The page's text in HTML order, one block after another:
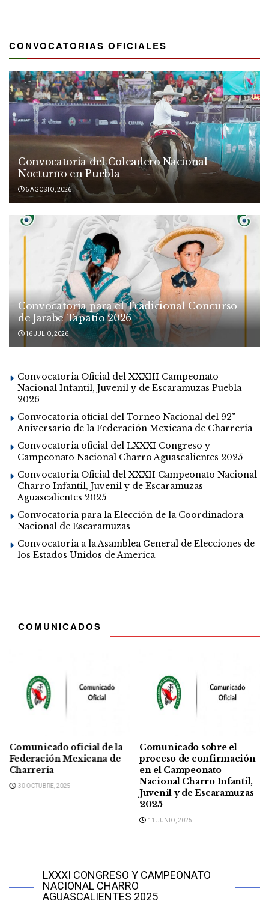
CONVOCATORIAS OFICIALES
Convocatoria del Coleadero Nacional
Nocturno en Puebla
6 AGOSTO, 2026
Convocatoria para el Tradicional Concurso
de Jarabe Tapatío 2026
16 JULIO, 2026
Convocatoria Oficial del XXXIII Campeonato
Nacional Infantil, Juvenil y de Escaramuzas Puebla
2026
Convocatoria oficial del Torneo Nacional del 92°
Aniversario de la Federación Mexicana de Charrería
Convocatoria oficial del LXXXI Congreso y
Campeonato Nacional Charro Aguascalientes 2025
Convocatoria Oficial del XXXII Campeonato Nacional
Charro Infantil, Juvenil y de Escaramuzas
Aguascalientes 2025
Convocatoria para la Elección de la Coordinadora
Nacional de Escaramuzas
Convocatoria a la Asamblea General de Elecciones de
los Estados Unidos de America
COMUNICADOS
Comunicado oficial de la
Federación Mexicana de
Charrería
30 OCTUBRE, 2025
Comunicado sobre el
proceso de confirmación
en el Campeonato
Nacional Charro Infantil,
Juvenil y de Escaramuzas
2025
11 JUNIO, 2025
LXXXI CONGRESO Y CAMPEONATO
NACIONAL CHARRO
AGUASCALIENTES 2025